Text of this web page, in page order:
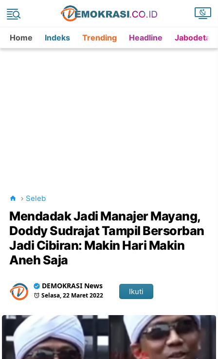
Home Indeks Trending Headline
Seleb
Mendadak Jadi Manajer Mayang,
Doddy Sudrajat Tampil Bersorban
Jadi Cibiran: Makin Hari Makin
Aneh Saja
DEMOKRASI News
Selasa, 22 Maret 2022 Ikuti